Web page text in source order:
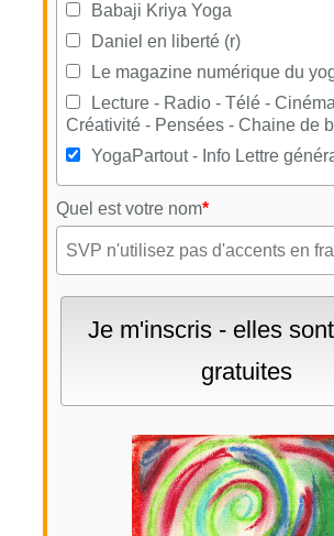
Babaji Kriya Yoga
Daniel en liberté (r)
Le magazine numérique du
Lecture - Radio - Télé -
Créativité - Pensées - Chaine de
YogaPartout - Info Lettre
Quel est votre nom*